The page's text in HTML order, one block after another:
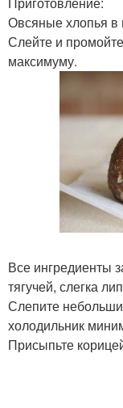
Овсяные хлопья в
Слейте и
максимуму.
Все ингредиенты
тягучей, слегка
Слепите
холодильник
Присыпьте